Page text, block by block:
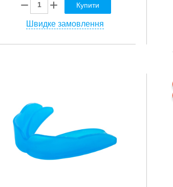
Купити
Швидке замовлення